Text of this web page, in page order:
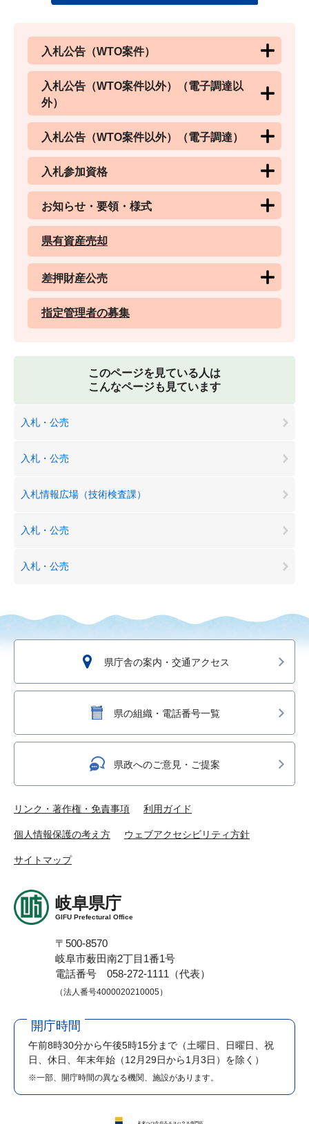
入札公告（WTO案件）
入札公告（WTO案件以外）（電子調達以
外）
入札公告（WTO案件以外）（電子調達）
入札参加資格
お知らせ・要領・様式
県有資産売却
差押財産公売
指定管理者の募集
このページを見ている人は
こんなページも見ています
入札・公売
入札・公売
入札情報広場（技術検査課）
入札・公売
入札・公売
県庁舎の案内・交通アクセス
県の組織・電話番号一覧
県政へのご意見・ご提案
リンク・著作権・免責事項 利用ガイド
個人情報保護の考え方 ウェブアクセシビリティ方針
サイトマップ
岐阜県庁
GIFU Prefectural Office
〒500-8570
岐阜市薮田南2丁目1番1号
電話番号 058-272-1111（代表）
（法人番号4000020210005）
開庁時間
午前8時30分から午後5時15分まで （土曜日、日曜日、祝
日、休日、年末年始（12月29日から1月3日）を除く）
※一部、開庁時間の異なる機関、施設があります。